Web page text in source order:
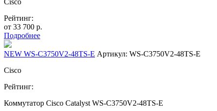
Cisco
Рейтинг:
от 33 700 р.
Подробнее
NEW WS-C3750V2-48TS-E Артикул: WS-C3750V2-48TS-E
Cisco
Рейтинг:
Коммутатор Cisco Catalyst WS-C3750V2-48TS-E